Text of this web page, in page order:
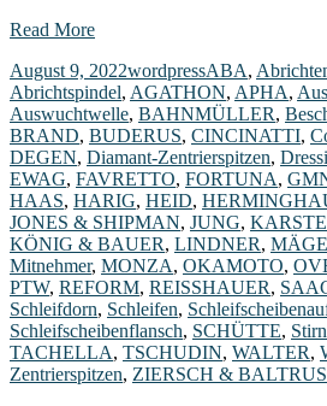
Read More
August 9, 2022wordpressABA,
Abrichtspindel, AGATHON, APHA,
Auswuchtwelle, BAHNMÜLLER,
BRAND, BUDERUS, CINCINATTI,
DEGEN, Diamant-Zentrierspitzen,
EWAG, FAVRETTO, FORTUNA,
HAAS, HARIG, HEID,
JONES & SHIPMAN, JUNG,
KÖNIG & BAUER, LINDNER,
Mitnehmer, MONZA, OKAMOTO,
PTW, REFORM, REISSHAUER,
Schleifdorn, Schleifen,
Schleifscheibenflansch, SCHÜTTE,
TACHELLA, TSCHUDIN, WALTER,
Zentrierspitzen, ZIERSCH &